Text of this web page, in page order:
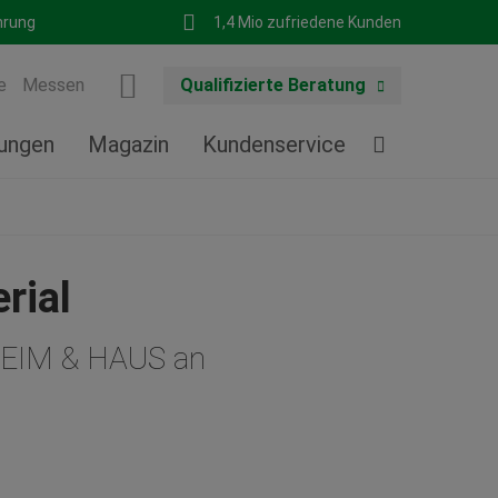
1,4 Mio zufriedene Kunden
Messen Qualifizierte Beratung
Magazin Kundenservice
& HAUS an